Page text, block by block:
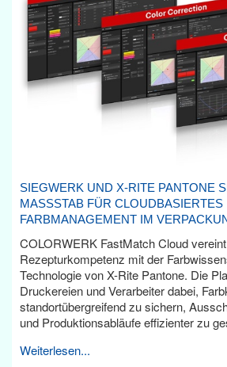
SIEGWERK UND X-RITE PANTONE
MASSSTAB FÜR CLOUDBASIERTES F
ARBMANAGEMENT IM
COLORWERK FastMatch Cloud
Rezepturkompetenz mit der
Technologie von X-Rite Pantone. Die
Druckereien und Verarbeiter dabei,
standortübergreifend zu sichern,
und Produktionsabläufe effizienter zu
Weiterlesen...